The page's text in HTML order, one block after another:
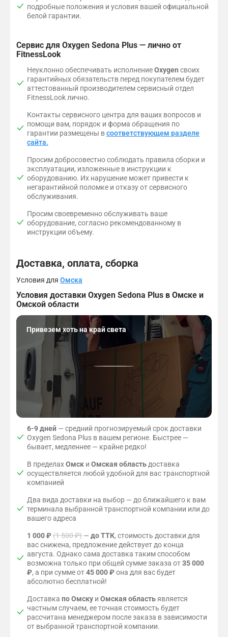
подробные положения и условия вашей официальной
белой гарантии.
Сервис для Oxygen Sedona Plus — лично от
FitnessLook
Неуклонно обеспечивать исполнениеOxygen своих
гарантийных обязательств перед покупателем будет
аттестованный производителем сервисный отдел
FitnessLook лично.
Контакты сервисного центра для ваших вопросов и
помощи вам, порядок и форма обращения по
гарантии размещены всоответствующем разделе
сайта.
Просим добросовестно соблюдать правила сборки и
эксплуатации, изложенные в инструкции к
оборудованию. Их нарушение может привести к
негарантийной поломке и отказу от сервисного
обслуживания.
Просим своевременно обслуживать ваше
оборудование, согласно рекомендованному в
инструкции объему.
Доставка, оплата, сборка
Условия для Омска
Условия доставки Oxygen Sedona Plus в Омске и
Омской области
Привезем хоть на край света
6-9 дней — средний прогнозируемый срок доставки
Oxygen Sedona Plus в вашем регионе. Быстрее —
бывает, медленнее — крайне редко!
В пределахОмск и Омская область доставка
осуществляется любой удобной для вас транспортной
компанией
Два вида доставки на выбор — до ближайшего к вам
терминала выбранной транспортной компании или до
вашего адреса
1 000 ₽ (1 500 ₽) — до ТТК, стоимость доставки для
вас снижена, предложение действует до конца
августа. Однако сама доставка таким способом
возможна только при общей сумме заказа от35 000
₽, а при сумме от45 000 ₽она для вас будет
абсолютно бесплатной!
Доставка по Омску и Омская областьявляется
частным случаем, ее точная стоимость будет
рассчитана менеджером после заказа в зависимости
от выбранной транспортной компании.